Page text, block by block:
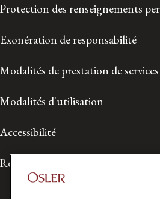
Protection des renseignements
Exonération de responsabilité
Modalités de prestation de services
Modalités d'utilisation
Accessibilité
Relations avec les médias